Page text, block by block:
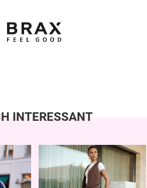
INTERESSANT